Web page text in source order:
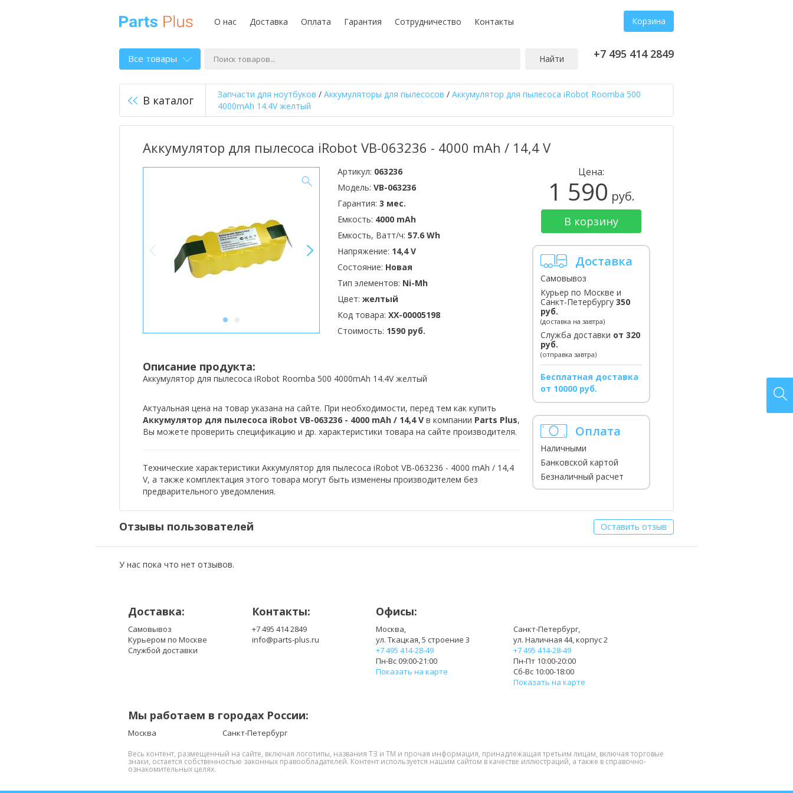
О нас Доставка Оплата Гарантия Сотрудничество Контакты Корзина
Все товары Найти +7 495 414 2849
В каталог Запчасти для ноутбуков / Аккумуляторы для пылесосов / Аккумулятор для пылесоса iRobot Roomba 500
4000mAh 14.4V желтый
Аккумулятор для пылесоса iRobot VB-063236 - 4000 mAh / 14,4 V
1
Артикул: 063236
Модель: VB-063236
Гарантия: 3 мес.
Емкость: 4000 mAh
Емкость, Ватт/ч: 57.6 Wh
Напряжение: 14,4 V
Состояние: Новая
Тип элементов: Ni-Mh
Цвет: желтый
Код товара: XX-00005198
Стоимость: 1590 руб.
Описание продукта:
Аккумулятор для пылесоса iRobot Roomba 500 4000mAh 14.4V желтый
Актуальная цена на товар указана на сайте. При необходимости, перед тем как купить
Аккумулятор для пылесоса iRobot VB-063236 - 4000 mAh / 14,4 V в компании Parts Plus,
Вы можете проверить спецификацию и др. характеристики товара на сайте производителя.
Технические характеристики Аккумулятор для пылесоса iRobot VB-063236 - 4000 mAh / 14,4
V, а также комплектация этого товара могут быть изменены производителем без
предварительного уведомления.
Цена:
1 590 руб.
В корзину
Доставка
Самовывоз
Курьер по Москве и
Санкт-Петербургу 350
руб.
(доставка на завтра)
Служба доставки от 320
руб.
(отправка завтра)
Бесплатная доставка
от 10000 руб.
Оплата
Наличными
Банковской картой
Безналичный расчет
Отзывы пользователей Оставить отзыв
У нас пока что нет отзывов.
Доставка:
Самовывоз
Курьером по Москве
Службой доставки
Контакты:
+7 495 414 2849
info@parts-plus.ru
Офисы:
Москва,
ул. Ткацкая, 5 строение 3
+7 495 414-28-49
Пн-Вс 09:00-21:00
Показать на карте
Санкт-Петербург,
ул. Наличная 44, корпус 2
+7 495 414-28-49
Пн-Пт 10:00-20:00
Сб-Вс 10:00-18:00
Показать на карте
Мы работаем в городах России:
Москва Санкт-Петербург
Весь контент, размещенный на сайте, включая логотипы, названия ТЗ и ТМ и прочая информация, принадлежащая третьим лицам, включая торговые
знаки, остается собственностью законных правообладателей. Контент используется нашим сайтом в качестве иллюстраций, а также в справочно-
ознакомительных целях.